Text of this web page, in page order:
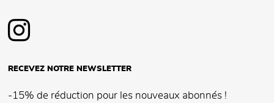
RECEVEZ NOTRE NEWSLETTER
-15% de réduction pour les nouveaux abonnés !